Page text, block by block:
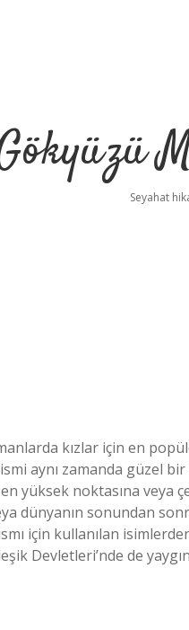
Seyahat
kızlar için en
aynı zamanda güzel
yüksek noktasına veya
dünyanın sonundan
için kullanılan
Devletleri’nde de